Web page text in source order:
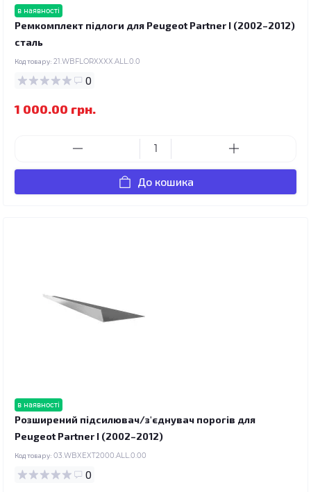
в наявності
Ремкомплект підлоги для Peugeot Partner I (2002–2012)
сталь
Код товару: 21.WBFLORXXXX.ALL.0.0
0
1 000.00 грн.
До кошика
в наявності
Розширений підсилювач/з'єднувач порогів для
Peugeot Partner I (2002–2012)
Код товару: 03.WBXEXT2000.ALL.0.00
0